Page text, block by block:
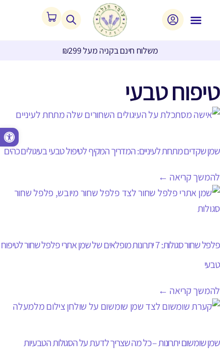
פתח סרגל נגישות
משלוח חינם בקניה מעל ₪299
טיפוח טבעי
שמן שקדים מתחת לעיניים: המדריך המקיף לטיפול טבעי בעיגולים כהים
להמשך קריאה ←
פלפל שחור סגולות: 7 יתרונות מופלאים של שמן אתרי פלפל שחור לטיפוח
טבעי
להמשך קריאה ←
שמן שומשום יתרונות – כל מה שצריך לדעת על הסגולות הטבעיות